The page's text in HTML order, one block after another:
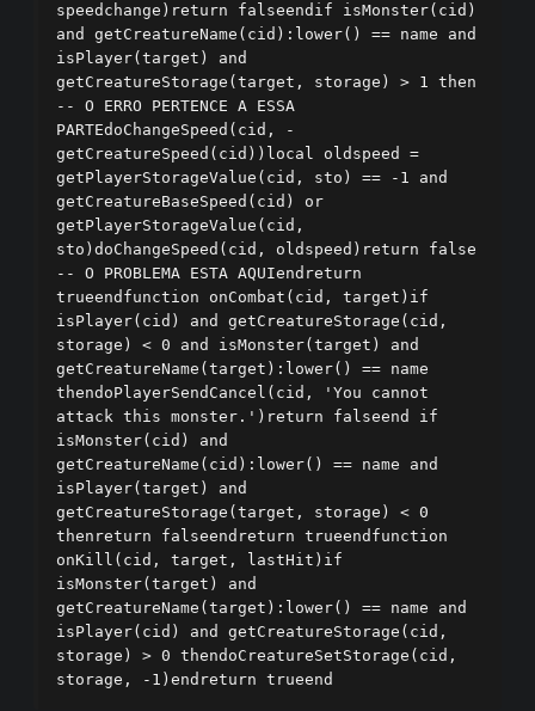
speedchange)return falseendif isMonster(cid)
and getCreatureName(cid):lower() == name and
isPlayer(target) and
getCreatureStorage(target, storage) > 1 then
-- O ERRO PERTENCE A ESSA
PARTEdoChangeSpeed(cid, -
getCreatureSpeed(cid))local oldspeed =
getPlayerStorageValue(cid, sto) == -1 and
getCreatureBaseSpeed(cid) or
getPlayerStorageValue(cid,
sto)doChangeSpeed(cid, oldspeed)return false
-- O PROBLEMA ESTA AQUIendreturn
trueendfunction onCombat(cid, target)if
isPlayer(cid) and getCreatureStorage(cid,
storage) < 0 and isMonster(target) and
getCreatureName(target):lower() == name
thendoPlayerSendCancel(cid, 'You cannot
attack this monster.')return falseend if
isMonster(cid) and
getCreatureName(cid):lower() == name and
isPlayer(target) and
getCreatureStorage(target, storage) < 0
thenreturn falseendreturn trueendfunction
onKill(cid, target, lastHit)if
isMonster(target) and
getCreatureName(target):lower() == name and
isPlayer(cid) and getCreatureStorage(cid,
storage) > 0 thendoCreatureSetStorage(cid,
storage, -1)endreturn trueend